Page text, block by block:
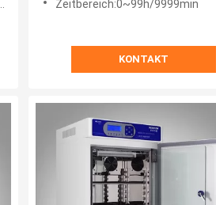
Zeitbereich:0~99h/9999min
KONTAKT